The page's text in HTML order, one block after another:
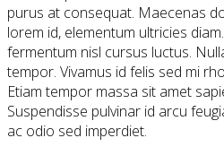
purus at consequat. Maecenas
lorem id, elementum ultricies
fermentum nisl cursus luctus.
tempor. Vivamus id felis sed mi
Etiam tempor massa sit amet
Suspendisse pulvinar id arcu
ac odio sed imperdiet.